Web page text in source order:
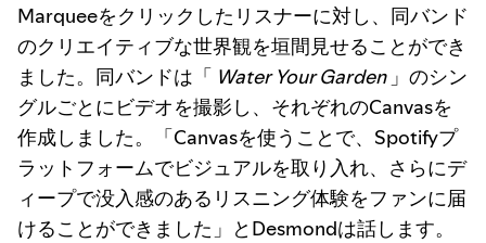
Marqueeをクリックしたリスナーに対し、同バンド
のクリエイティブな世界観を垣間見せることができ
ました。同バンドは「 Water Your Garden」のシン
グルごとにビデオを撮影し、それぞれのCanvasを
作成しました。「Canvasを使うことで、Spotifyプ
ラットフォームでビジュアルを取り入れ、さらにデ
ィープで没入感のあるリスニング体験をファンに届
けることができました」とDesmondは話します。